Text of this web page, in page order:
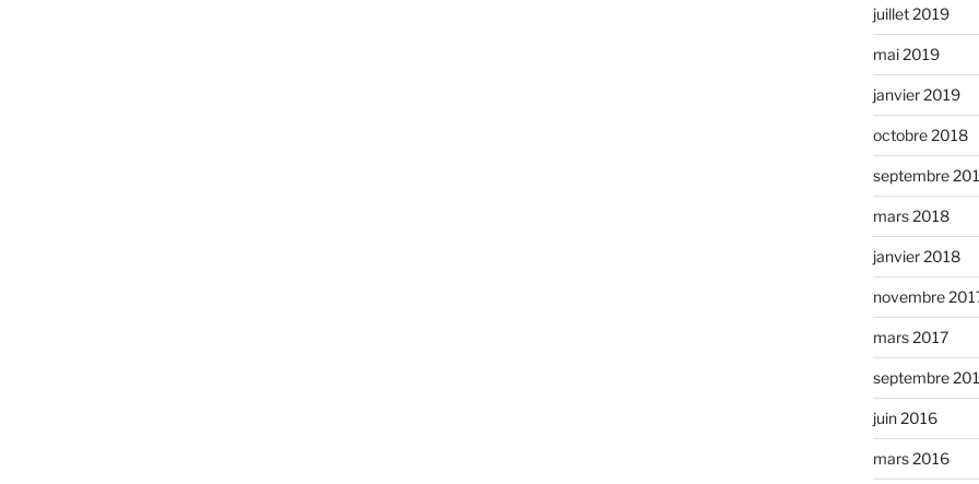
juillet 2019
mai 2019
janvier 2019
octobre 2018
septembre
mars 2018
janvier 2018
novembre
mars 2017
septembre
juin 2016
mars 2016